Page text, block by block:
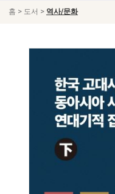
홈 > 도서 > 역사/문화